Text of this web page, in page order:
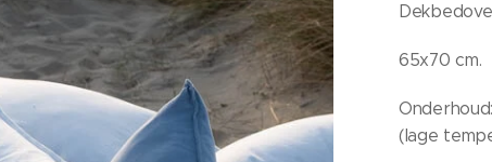
65x70 cm.
(lage